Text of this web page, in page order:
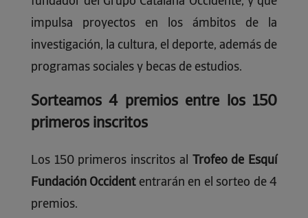
impulsa proyectos en los ámbitos de la
investigación, la cultura, el deporte, además de
programas sociales y becas de estudios.
Sorteamos 4 premios entre los 150
primeros inscritos
Los 150 primeros inscritos al Trofeo de Esquí
Fundación Occident entrarán en el sorteo de 4
premios.